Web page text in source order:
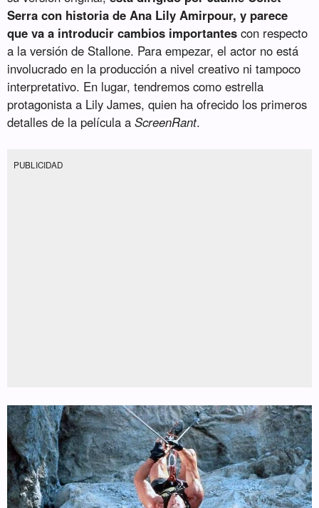
Serra con historia de Ana Lily Amirpour, y parece
que va a introducir cambios importantes con respecto
a la versión de Stallone. Para empezar, el actor no está
involucrado en la producción a nivel creativo ni tampoco
interpretativo. En lugar, tendremos como estrella
protagonista a Lily James, quien ha ofrecido los primeros
detalles de la película aScreenRant.
PUBLICIDAD